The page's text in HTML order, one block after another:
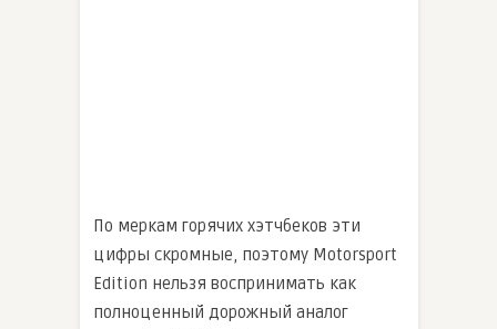
По меркам горячих хэтчбеков эти
цифры скромные, поэтому Motorsport
Edition нельзя воспринимать как
полноценный дорожный аналог